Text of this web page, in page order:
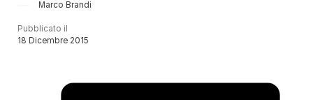
Marco Brandi
Pubblicato il
18 Dicembre 2015